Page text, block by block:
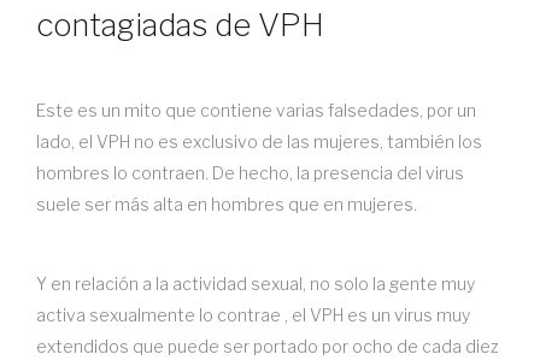
contagiadas de VPH
Este es un mito que contiene varias falsedades, por un
lado, el VPH no es exclusivo de las mujeres, también los
hombres lo contraen. De hecho, la presencia del virus
suele ser más alta en hombres que en mujeres.
Y en relación a la actividad sexual, no solo la gente muy
activa sexualmente lo contrae , el VPH es un virus muy
extendidos que puede ser portado por ocho de cada diez